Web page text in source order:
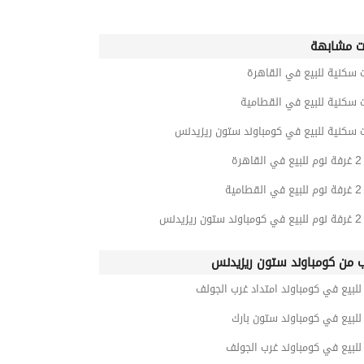
مشابهة
سكنية للبيع في القاهرة
سكنية للبيع في القطامية
سكنية للبيع في كومباوند ستون ريزيدنس
من كومباوند ستون ريزيدنس
في كومباوند امتداد غرب الجولف
في كومباوند ستون بارك
في كومباوند غرب الجولف